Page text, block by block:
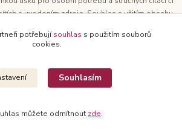
s uvedením zdroje. Souhlas s užitím obsahu
stránek je Tomáš Oršel.
potřebujísouhlas s použitím souborů
cookies.
Souhlasím
můžete odmítnout zde.